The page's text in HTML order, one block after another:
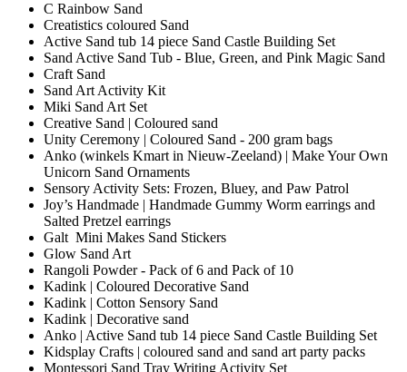
C Rainbow Sand
Creatistics coloured Sand
Active Sand tub 14 piece Sand Castle Building Set
Sand Active Sand Tub - Blue, Green, and Pink Magic Sand
Craft Sand
Sand Art Activity Kit
Miki Sand Art Set
Creative Sand | Coloured sand
Unity Ceremony | Coloured Sand - 200 gram bags
Anko (winkels Kmart in Nieuw-Zeeland) | Make Your Own
Unicorn Sand Ornaments
Sensory Activity Sets: Frozen, Bluey, and Paw Patrol
Joy’s Handmade | Handmade Gummy Worm earrings and
Salted Pretzel earrings
Galt Mini Makes Sand Stickers
Glow Sand Art
Rangoli Powder - Pack of 6 and Pack of 10
Kadink | Coloured Decorative Sand
Kadink | Cotton Sensory Sand
Kadink | Decorative sand
Anko | Active Sand tub 14 piece Sand Castle Building Set
Kidsplay Crafts | coloured sand and sand art party packs
Montessori Sand Tray Writing Activity Set